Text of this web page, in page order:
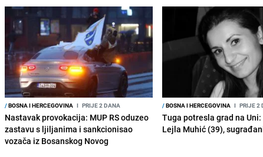
/BOSNA I HERCEGOVINA I PRIJE 2 DANA
Nastavak provokacija: MUP RS oduzeo
zastavu s ljiljanima i sankcionisao
vozača iz Bosanskog Novog
/BOSNA I HERCEGOVINA I PRIJE 2
Tuga potresla grad na
Lejla Muhić (39),